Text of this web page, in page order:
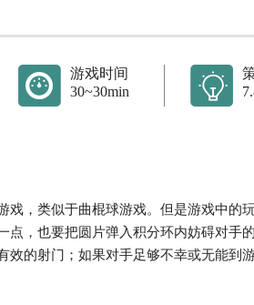
游戏时间
30~30min
戏，类似于曲棍球游戏。但是游戏中的
点，也要把圆片弹入积分环内妨碍对手
效的射门；如果对手足够不幸或无能到